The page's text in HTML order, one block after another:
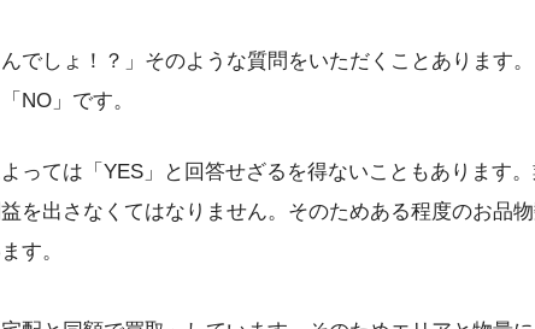
でしょ！？」そのような質問をいただくことあります。
NO」です。
っては「YES」と回答せざるを得ないこともあります
を出さなくてはなりません。そのためある程度のお品
す。